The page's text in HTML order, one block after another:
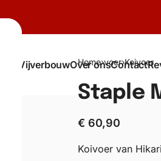
VijverbouwOver onsContact
Home›voer›Koivoer
Staple
€ 60,90
Koivoer van